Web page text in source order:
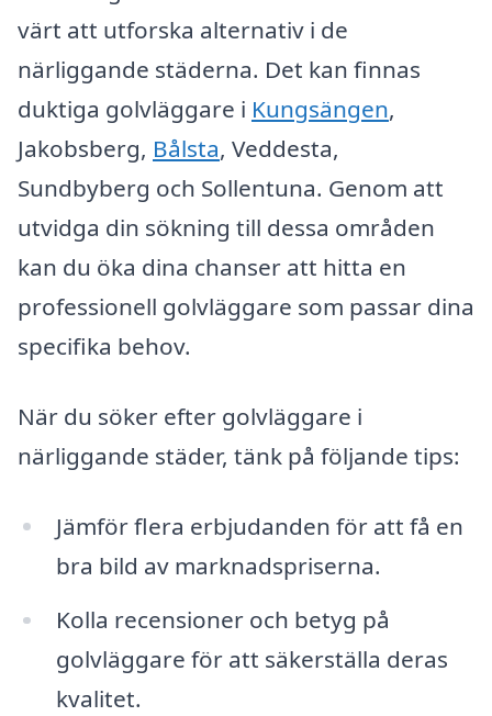
värt att utforska alternativ i de
närliggande städerna. Det kan finnas
duktiga golvläggare i Kungsängen,
Jakobsberg, Bålsta, Veddesta,
Sundbyberg och Sollentuna. Genom att
utvidga din sökning till dessa områden
kan du öka dina chanser att hitta en
professionell golvläggare som passar dina
specifika behov.
När du söker efter golvläggare i
närliggande städer, tänk på följande tips:
Jämför flera erbjudanden för att få en
bra bild av marknadspriserna.
Kolla recensioner och betyg på
golvläggare för att säkerställa deras
kvalitet.